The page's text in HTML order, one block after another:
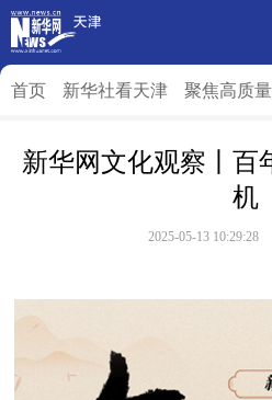
首页 新华社看天津 聚焦高质
新华网文化观察丨百
机
2025-05-13 10:29:28